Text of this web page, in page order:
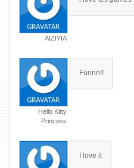
AIZIYIA
Hello Kitty
Princess
Funnn!!
I love it